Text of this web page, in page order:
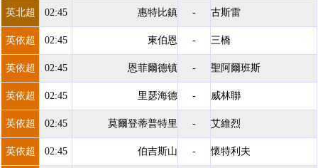
英北超 02:45 惠特比鎮 - 古斯雷
英依超 02:45 東伯恩 - 三橋
英依超 02:45 恩菲爾德镇 - 聖阿爾班斯
英依超 02:45 里瑟海德 - 威林聯
英依超 02:45 莫爾登蒂普特里 - 艾維烈
英依超 02:45 伯吉斯山 - 懷特利夫